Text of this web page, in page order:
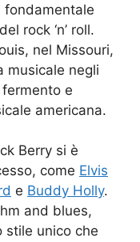
fondamentale
rock ‘n’ roll.
nel Missouri,
musicale negli
e
americana.
Berry si è
come Elvis
e Buddy Holly.
and blues,
stile unico che